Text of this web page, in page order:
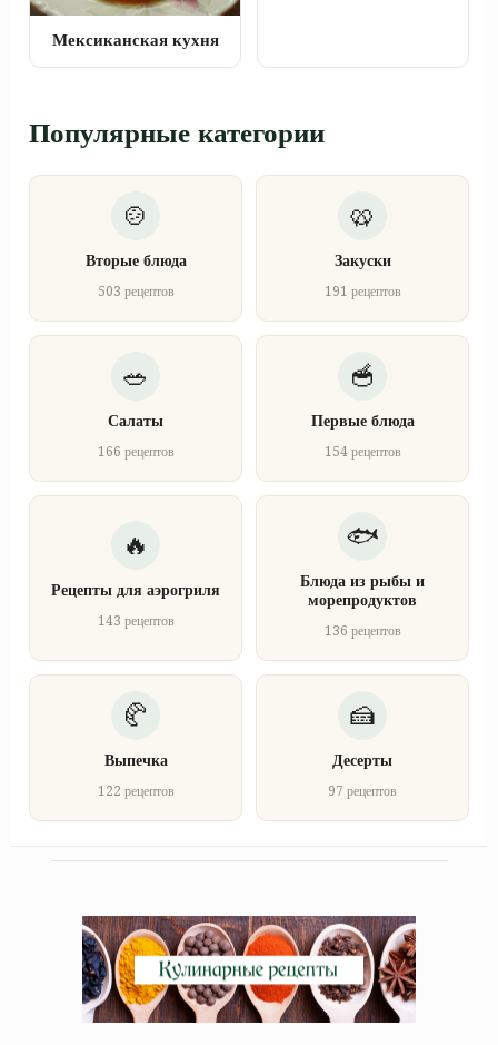
Мексиканская кухня
Популярные категории
Вторые блюда
503 рецептов
Закуски
191 рецептов
Салаты
166 рецептов
Первые блюда
154 рецептов
Рецепты для аэрогриля
143 рецептов
Блюда из рыбы и
морепродуктов
136 рецептов
Выпечка
122 рецептов
Десерты
97 рецептов